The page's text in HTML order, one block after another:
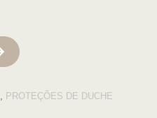
, PROTEÇÕES DE DUCHE